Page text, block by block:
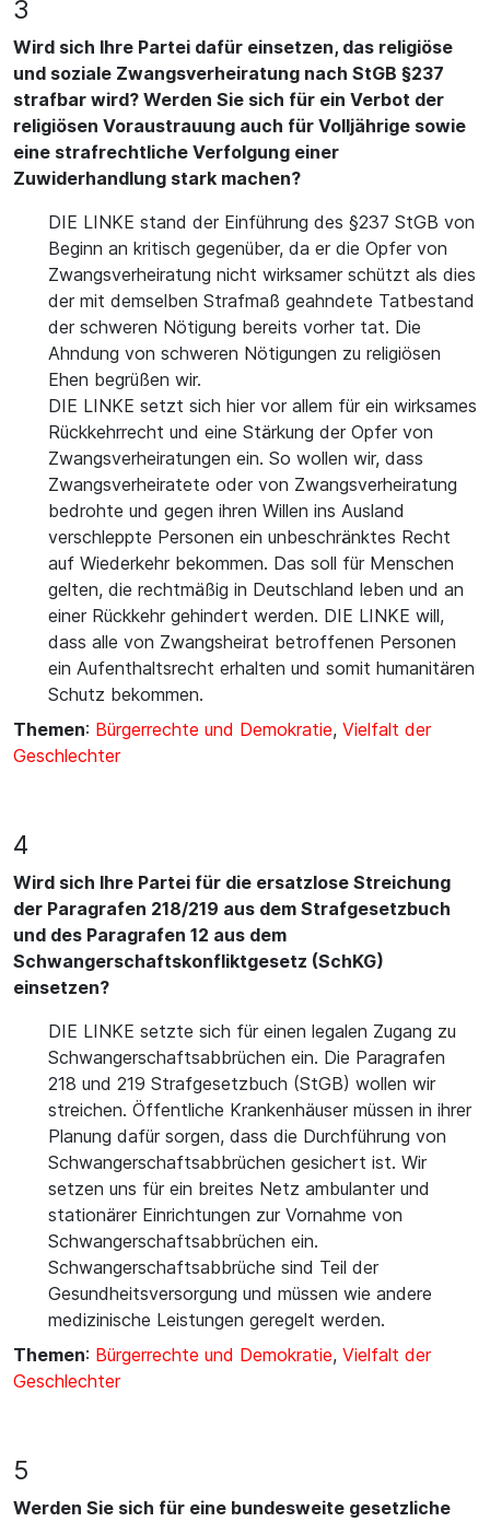
3
Wird sich Ihre Partei dafür einsetzen, das religiöse
und soziale Zwangsverheiratung nach StGB §237
strafbar wird? Werden Sie sich für ein Verbot der
religiösen Voraustrauung auch für Volljährige sowie
eine strafrechtliche Verfolgung einer
Zuwiderhandlung stark machen?
DIE LINKE stand der Einführung des §237 StGB von
Beginn an kritisch gegenüber, da er die Opfer von
Zwangsverheiratung nicht wirksamer schützt als dies
der mit demselben Strafmaß geahndete Tatbestand
der schweren Nötigung bereits vorher tat. Die
Ahndung von schweren Nötigungen zu religiösen
Ehen begrüßen wir.
DIE LINKE setzt sich hier vor allem für ein wirksames
Rückkehrrecht und eine Stärkung der Opfer von
Zwangsverheiratungen ein. So wollen wir, dass
Zwangsverheiratete oder von Zwangsverheiratung
bedrohte und gegen ihren Willen ins Ausland
verschleppte Personen ein unbeschränktes Recht
auf Wiederkehr bekommen. Das soll für Menschen
gelten, die rechtmäßig in Deutschland leben und an
einer Rückkehr gehindert werden. DIE LINKE will,
dass alle von Zwangsheirat betroffenen Personen
ein Aufenthaltsrecht erhalten und somit humanitären
Schutz bekommen.
Themen: Bürgerrechte und Demokratie, Vielfalt der
Geschlechter
4
Wird sich Ihre Partei für die ersatzlose Streichung
der Paragrafen 218/219 aus dem Strafgesetzbuch
und des Paragrafen 12 aus dem
Schwangerschaftskonfliktgesetz (SchKG)
einsetzen?
DIE LINKE setzte sich für einen legalen Zugang zu
Schwangerschaftsabbrüchen ein. Die Paragrafen
218 und 219 Strafgesetzbuch (StGB) wollen wir
streichen. Öffentliche Krankenhäuser müssen in ihrer
Planung dafür sorgen, dass die Durchführung von
Schwangerschaftsabbrüchen gesichert ist. Wir
setzen uns für ein breites Netz ambulanter und
stationärer Einrichtungen zur Vornahme von
Schwangerschaftsabbrüchen ein.
Schwangerschaftsabbrüche sind Teil der
Gesundheitsversorgung und müssen wie andere
medizinische Leistungen geregelt werden.
Themen: Bürgerrechte und Demokratie, Vielfalt der
Geschlechter
5
Werden Sie sich für eine bundesweite gesetzliche